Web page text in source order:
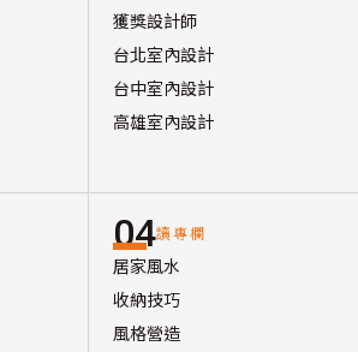
獲獎設計師
台北室內設計
台中室內設計
高雄室內設計
04讀專欄
居家風水
收納技巧
風格營造